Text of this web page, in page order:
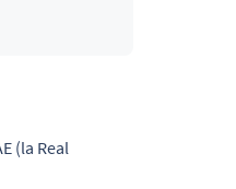
(la Real